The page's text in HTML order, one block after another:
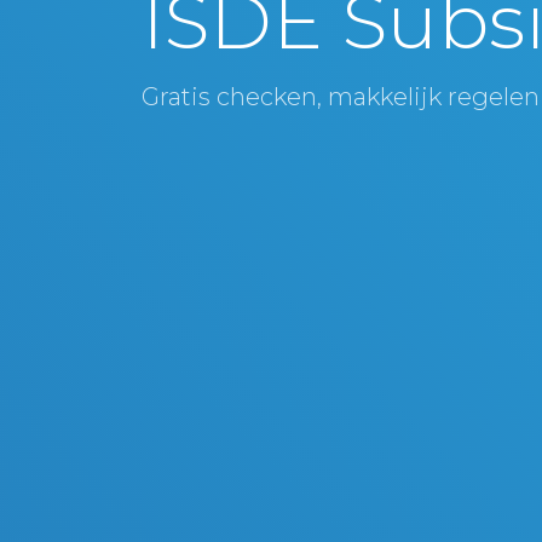
ISDE
Gratis checken, makkelijk regelen